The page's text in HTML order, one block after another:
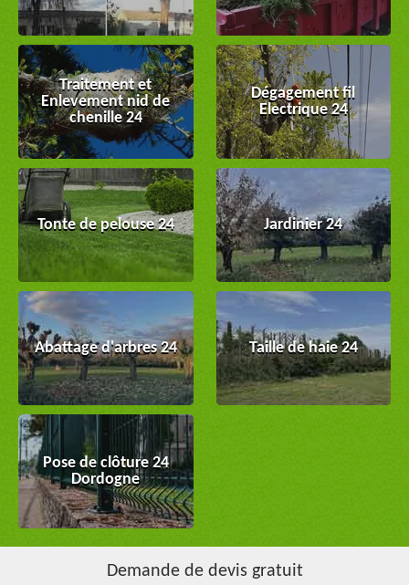
Traitement et
Enlevement nid de
chenille 24
Dégagement fil
Electrique 24
Tonte de pelouse 24 Jardinier 24
Abattage d'arbres 24 Taille de haie 24
Pose de clôture 24
Dordogne
Demande de devis gratuit